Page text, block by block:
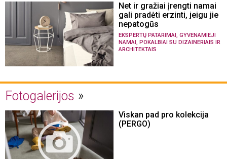
Net ir gražiai įrengti namai
gali pradėti erzinti, jeigu jie
nepatogūs
EKSPERTŲ PATARIMAI GYVENAMIEJI
NAMAI POKALBIAI SU DIZAINERIAIS IR
ARCHITEKTAIS
Fotogalerijos
Viskan pad pro kolekcija
(PERGO)